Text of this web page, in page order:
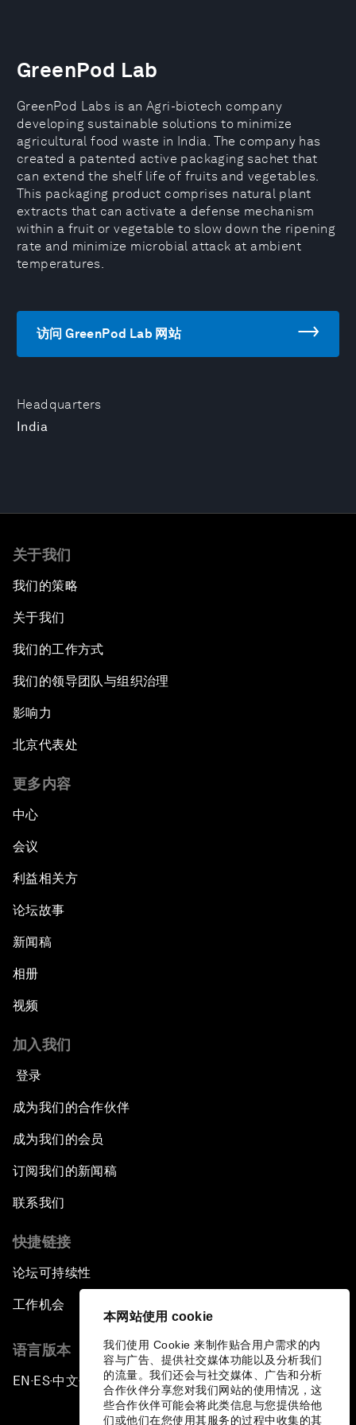
本网站使用 cookie
我们使用 Cookie 来制作贴合用户需求的内
容与广告、提供社交媒体功能以及分析我们
的流量。我们还会与社交媒体、广告和分析
合作伙伴分享您对我们网站的使用情况，这
些合作伙伴可能会将此类信息与您提供给他
们或他们在您使用其服务的过程中收集的其
Headquarters
India
GreenPod Lab
GreenPod Labs is an Agri-biotech company
developing sustainable solutions to minimize
agricultural food waste in India. The company has
created a patented active packaging sachet that
can extend the shelf life of fruits and vegetables.
This packaging product comprises natural plant
extracts that can activate a defense mechanism
within a fruit or vegetable to slow down the ripening
rate and minimize microbial attack at ambient
temperatures.
访问 GreenPod Lab 网站
关于我们
我们的策略
关于我们
我们的工作方式
我们的领导团队与组织治理
影响力
北京代表处
更多内容
中心
会议
利益相关方
论坛故事
新闻稿
相册
视频
加入我们
登录
成为我们的合作伙伴
成为我们的会员
订阅我们的新闻稿
联系我们
快捷链接
论坛可持续性
工作机会
语言版本
EN ▪ES▪中文▪ 日本語